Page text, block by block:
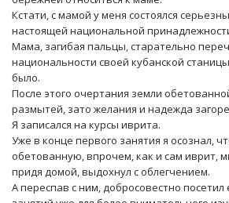
Кстати, с мамой у меня состоялся
настоящей национальной
Мама, загибая пальцы, старательно
национальности своей кубанской
было.
После этого очертания земли
размытей, зато желания и надежда
Я записался на курсы иврита.
Уже в конце первого занятия я осознал,
обетованную, впрочем, как и сам иврит,
придя домой, выдохнул с облегчением.
А переспав с ним, добросовестно